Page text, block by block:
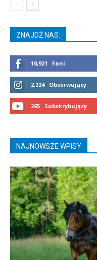
ZNAJDŹ NAS:
10,921 Fani
2,224 Obserwujący
265 Subskrybujący
NAJNOWSZE WPISY